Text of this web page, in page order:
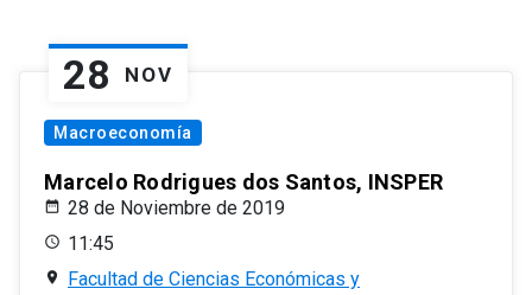
28 NOV
Macroeconomía
Marcelo Rodrigues dos Santos, INSPER
28 de Noviembre de 2019
11:45
Facultad de Ciencias Económicas y